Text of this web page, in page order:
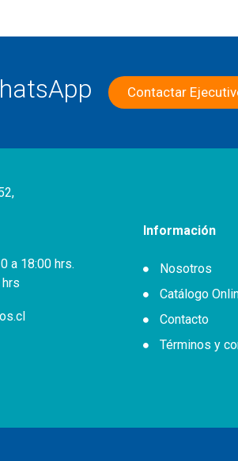
Contactar
a 18:00 hrs.
Información
Nosotros
Catálogo
Contacto
Términos y